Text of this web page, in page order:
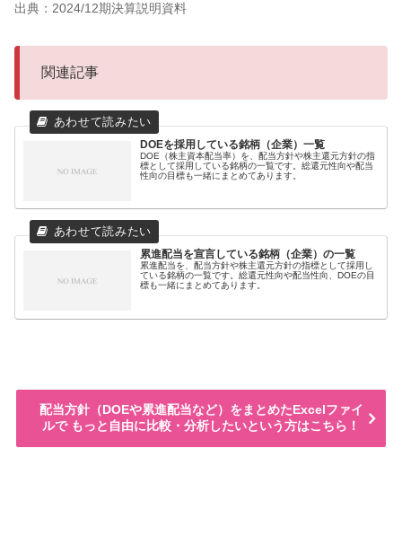
出典：2024/12期決算説明資料
関連記事
DOEを採用している銘柄（企業）一覧
DOE（株主資本配当率）を、配当方針や株主還元方針の指
標として採用している銘柄の一覧です。総還元性向や配当
性向の目標も一緒にまとめてあります。
累進配当を宣言している銘柄（企業）の一覧
累進配当を、配当方針や株主還元方針の指標として採用し
ている銘柄の一覧です。総還元性向や配当性向、DOEの目
標も一緒にまとめてあります。
配当方針（DOEや累進配当など）をまとめたExcelファイ
ルで もっと自由に比較・分析したいという方はこちら！